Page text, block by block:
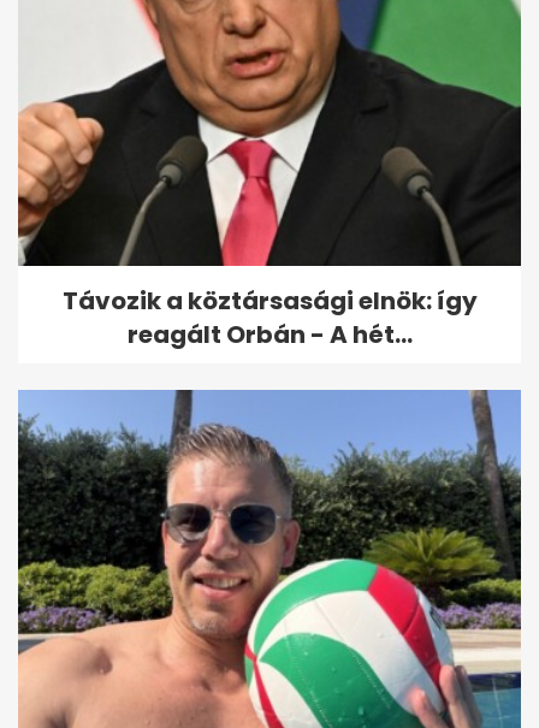
Szécsi Pál-kvíz: mennyire
emlékszel a legendás énekes...
Távozik a köztársasági elnök: így
reagált Orbán - A hét...